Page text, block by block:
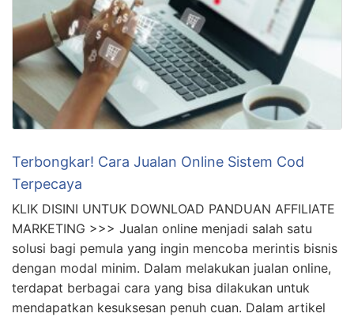
Terbongkar! Cara Jualan Online Sistem Cod
Terpecaya
KLIK DISINI UNTUK DOWNLOAD PANDUAN AFFILIATE
MARKETING >>> Jualan online menjadi salah satu
solusi bagi pemula yang ingin mencoba merintis bisnis
dengan modal minim. Dalam melakukan jualan online,
terdapat berbagai cara yang bisa dilakukan untuk
mendapatkan kesuksesan penuh cuan. Dalam artikel